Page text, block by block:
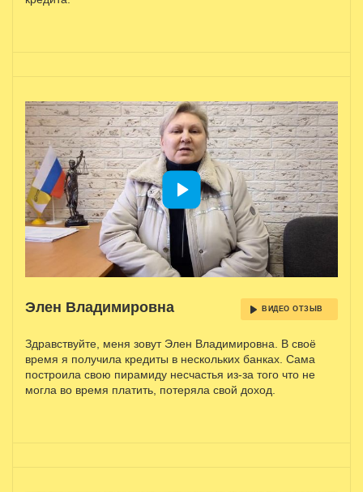
Элен Владимировна ВИДЕО ОТЗЫВ
Здравствуйте, меня зовут Элен Владимировна. В своё
время я получила кредиты в нескольких банках. Сама
построила свою пирамиду несчастья из-за того что не
могла во время платить, потеряла свой доход.